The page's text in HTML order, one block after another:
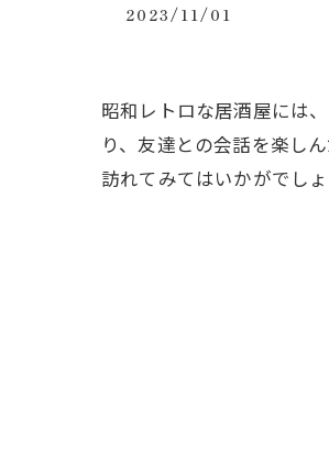
2023/11/01
昭和レトロな居酒屋には
り、友達との会話を楽し
訪れてみてはいかがでしょ